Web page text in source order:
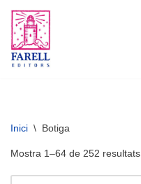
Vés
al
contingut
Inici \ Botiga
Mostra 1–64 de 252 resultats